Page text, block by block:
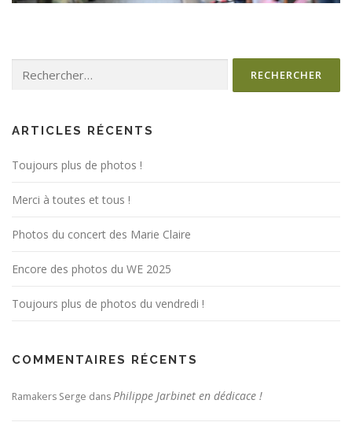
ARTICLES RÉCENTS
Toujours plus de photos !
Merci à toutes et tous !
Photos du concert des Marie Claire
Encore des photos du WE 2025
Toujours plus de photos du vendredi !
COMMENTAIRES RÉCENTS
Ramakers Serge dans Philippe Jarbinet en dédicace !